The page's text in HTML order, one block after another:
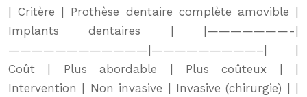
| Critère | Prothèse dentaire complète amovible |
Implants dentaires | |———————-|
————————————|—————————–| |
Coût | Plus abordable | Plus coûteux | |
Intervention | Non invasive | Invasive (chirurgie) | |